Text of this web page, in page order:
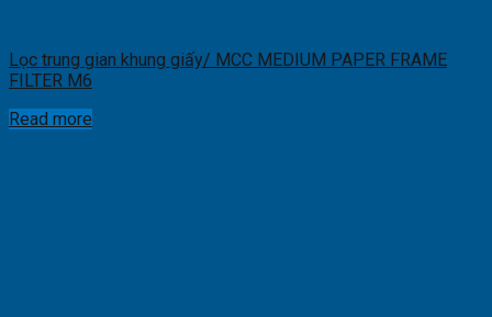
Lọc trung gian khung giấy/ MCC MEDIUM PAPER FRAME
FILTER M6
Read more